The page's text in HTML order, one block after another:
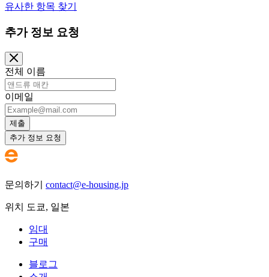
유사한 항목 찾기
추가 정보 요청
전체 이름
이메일
제출
추가 정보 요청
문의하기 contact@e-housing.jp
위치 도쿄, 일본
임대
구매
블로그